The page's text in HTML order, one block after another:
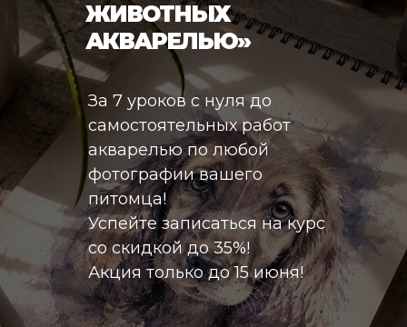
ЖИВОТНЫХ
АКВАРЕЛЬЮ»
За 7 уроков с нуля до
самостоятельных работ
акварелью по любой
фотографии вашего
питомца!
Успейте записаться на курс
со скидкой до 35%!
Акция только до 15 июня!